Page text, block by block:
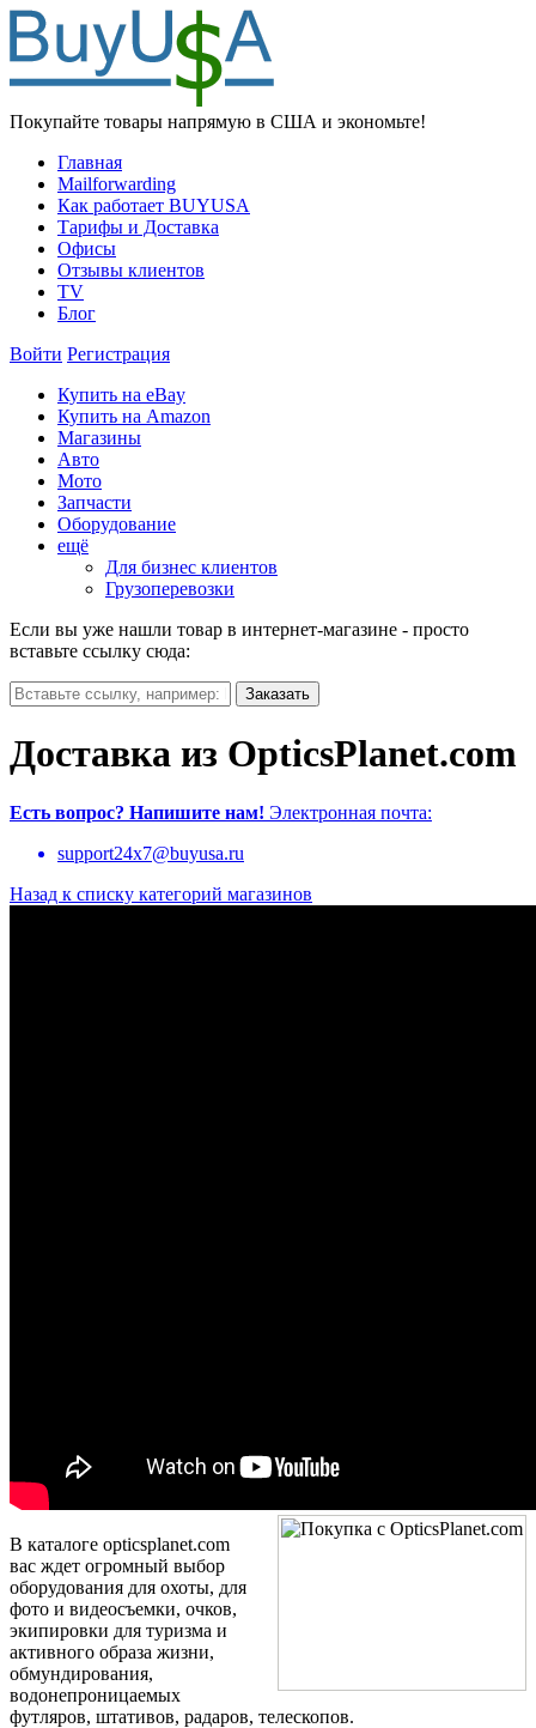
Покупайте товары напрямую в США и экономьте!
Главная
Mailforwarding
Как работает BUYUSA
Тарифы и Доставка
Офисы
Отзывы клиентов
TV
Блог
Войти Регистрация
Купить на eBay
Купить на Amazon
Магазины
Авто
Мото
Запчасти
Оборудование
ещё
Для бизнес клиентов
Грузоперевозки
Если вы уже нашли товар в интернет-магазине - просто
вставьте ссылку сюда:
Доставка из OpticsPlanet.com
Есть вопрос? Напишите нам! Электронная почта:
support24x7@buyusa.ru
Назад к списку категорий магазинов
В каталоге opticsplanet.com
вас ждет огромный выбор
оборудования для охоты, для
фото и видеосъемки, очков,
экипировки для туризма и
активного образа жизни,
обмундирования,
водонепроницаемых
футляров, штативов, радаров, телескопов.